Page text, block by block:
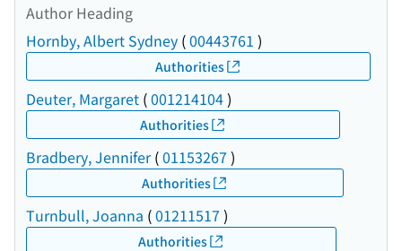
Author Heading
Hornby, Albert Sydney (00443761 )
Authorities
Deuter, Margaret (001214104)
Authorities
Bradbery, Jennifer(01153267 )
Authorities
Turnbull, Joanna (01211517 )
Authorities